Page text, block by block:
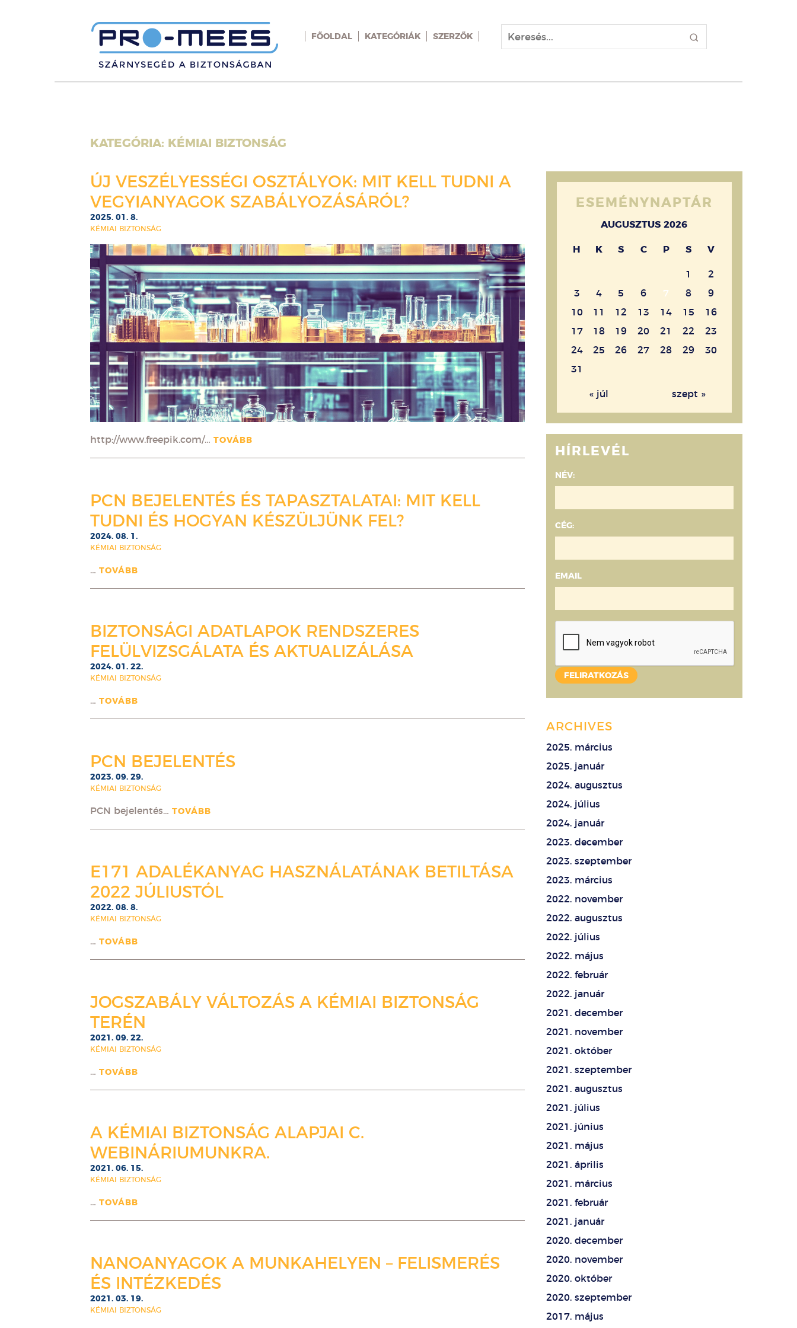
FŐOLDAL KATEGÓRIÁK SZERZŐK
KATEGÓRIA: KÉMIAI BIZTONSÁG
ÚJ VESZÉLYESSÉGI OSZTÁLYOK: MIT KELL TUDNI A
VEGYIANYAGOK SZABÁLYOZÁSÁRÓL?
2025. 01. 8.
KÉMIAI BIZTONSÁG
http://www.freepik.com/… TOVÁBB
PCN BEJELENTÉS ÉS TAPASZTALATAI: MIT KELL
TUDNI ÉS HOGYAN KÉSZÜLJÜNK FEL?
2024. 08. 1.
KÉMIAI BIZTONSÁG
… TOVÁBB
BIZTONSÁGI ADATLAPOK RENDSZERES
FELÜLVIZSGÁLATA ÉS AKTUALIZÁLÁSA
2024. 01. 22.
KÉMIAI BIZTONSÁG
… TOVÁBB
PCN BEJELENTÉS
2023. 09. 29.
KÉMIAI BIZTONSÁG
PCN bejelentés… TOVÁBB
E171 ADALÉKANYAG HASZNÁLATÁNAK BETILTÁSA
2022 JÚLIUSTÓL
2022. 08. 8.
KÉMIAI BIZTONSÁG
… TOVÁBB
JOGSZABÁLY VÁLTOZÁS A KÉMIAI BIZTONSÁG
TERÉN
2021. 09. 22.
KÉMIAI BIZTONSÁG
… TOVÁBB
A KÉMIAI BIZTONSÁG ALAPJAI C.
WEBINÁRIUMUNKRA.
2021. 06. 15.
KÉMIAI BIZTONSÁG
… TOVÁBB
NANOANYAGOK A MUNKAHELYEN – FELISMERÉS
ÉS INTÉZKEDÉS
2021. 03. 19.
KÉMIAI BIZTONSÁG
ESEMÉNYNAPTÁR
AUGUSZTUS 2026
H K S C P S V
1
2
3
4 5 6 7 8
9
10
11 12 13 14 15
16
17
18 19 20 21 22
23
24
25 26 27 28 29
30
31
« júl szept »
HÍRLEVÉL
NÉV:
CÉG:
EMAIL
ARCHIVES
2025. március
2025. január
2024. augusztus
2024. július
2024. január
2023. december
2023. szeptember
2023. március
2022. november
2022. augusztus
2022. július
2022. május
2022. február
2022. január
2021. december
2021. november
2021. október
2021. szeptember
2021. augusztus
2021. július
2021. június
2021. május
2021. április
2021. március
2021. február
2021. január
2020. december
2020. november
2020. október
2020. szeptember
2017. május